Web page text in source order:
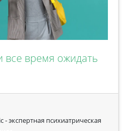
все время ожидать
- экспертная психиатрическая